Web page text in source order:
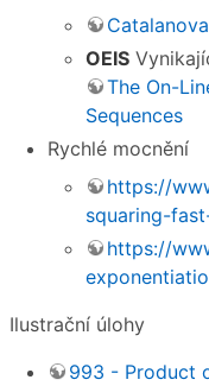
Catalanova
OEIS
The On-
Sequences
Rychlé mocnění
https://
squaring-
https://
Ilustrační úlohy
993 - Product